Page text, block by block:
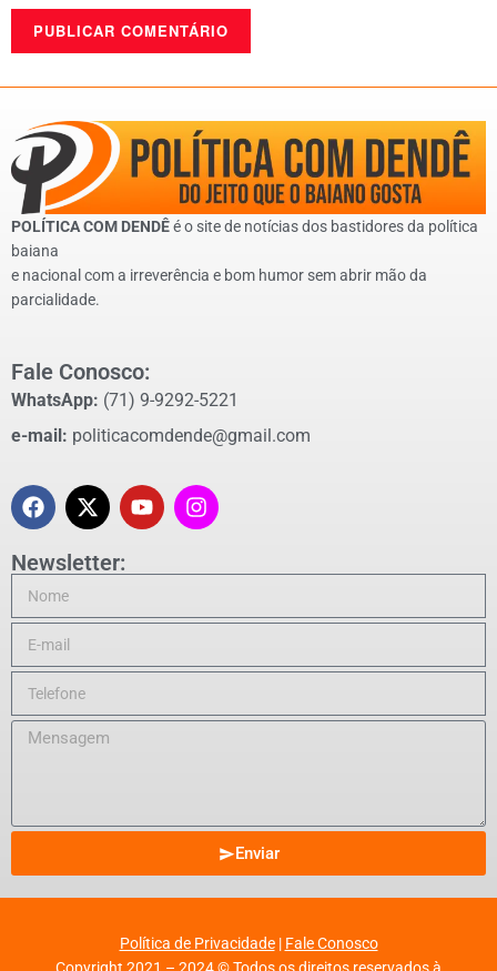
POLÍTICA COM DENDÊé o site de notícias dos bastidores da política
baiana
e nacional com a irreverência e bom humor sem abrir mão da
parcialidade.
Fale Conosco:
WhatsApp: (71) 9-9292-5221
e-mail: politicacomdende@gmail.com
Newsletter:
Enviar
Política de Privacidade| Fale Conosco